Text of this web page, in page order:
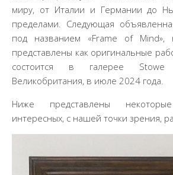
миру, от Италии и Германии до
пределами. Следующая
под названием «Frame of Mind»,
представлены как оригинальные
состоится в галерее
Великобритания, в июле 2024 года.
Ниже представлены
интересных, с нашей точки зрения,